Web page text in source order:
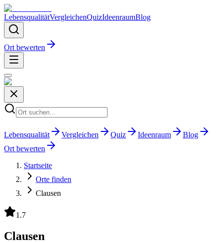
LebensqualitätVergleichenQuizIdeenraumBlog
Ort bewerten
Lebensqualität Vergleichen Quiz Ideenraum
Blog
Ort bewerten
Startseite
Orte finden
Clausen
1.7
Clausen